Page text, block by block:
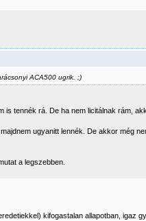
ACA500 ugrik. ;)
is tennék rá. De ha nem licitálnak rám,
ugyanitt lennék. De akkor még
a legszebben.
kifogastalan allapotban, igaz